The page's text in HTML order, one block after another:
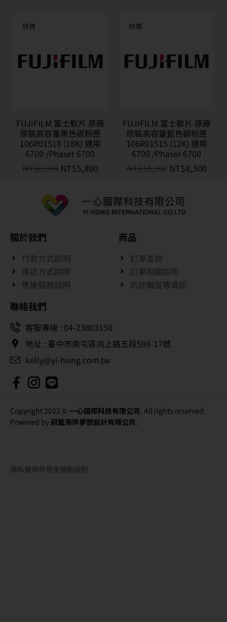
特價
FUJIFILM 富士軟片 原廠
原裝高容量黑色碳粉匣
106R01518 (18K) 適用
6700 /Phaser 6700
NT$6,960 NT$5,800
特價
FUJIFILM 富士軟片 原廠
原裝高容量藍色碳粉匣
106R01515 (12K) 適用
6700 /Phaser 6700
NT$ 10,200 NT$8,500
關於我們
付款方式說明
寄送方式說明
售後服務說明
商品
訂單查詢
訂單相關說明
防詐騙宣導資訊
聯絡我們
客服專線 : 04-23803150
地址 : 臺中市南屯區向上路五段598-17號
kelly@yi-hsing.com.tw
Copyright 2022 © 一心國際科技有限公司. All rights reserved.
Powered by 蔚藍海岸夢想設計有限公司.
隱私權條款現金積點規則